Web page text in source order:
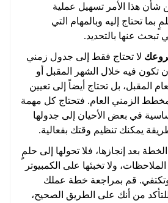
شأن هذا الأمر تسهيل عملية
تحتاج إليه وبالمهام التي
تبحث عنها بالتحديد.
لا تحتاج فقط إلى جدول زمني
تكون فيه خلال الشهر المقبل أو
المقبل، بل تحتاج أيضاً إلى تعيين
الزمني العام. فتحتاج كل مهمة
في بعض الأحيان إلى جدولها
يمكنك تنظيم وقتك بفعالية.
بعد إنجازها، فلا تحولها إلى حلمٍ
ولا تخبئها على الكمبيوتر
وتكتفي. قم بمراجعة خطة عملك
من أنك على الطريق الصحيح،